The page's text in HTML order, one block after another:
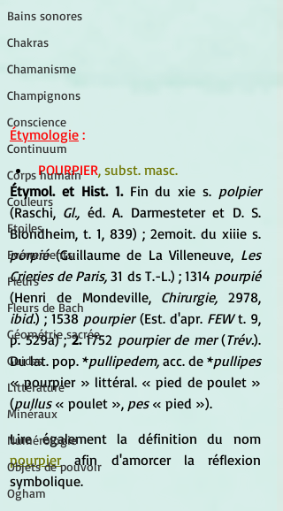
Bains sonores
Chakras
Chamanisme
Champignons
Conscience
Continuum
Corps humain
Couleurs
Etoiles
Evénements
Fleurs
Fleurs de Bach
Géométrie sacrée
Guides
Littérature
Minéraux
Numérologie
Objets de pouvoir
Ogham
Étymologie :
POURPIER, subst. masc.
Étymol. et Hist. 1. Fin du xie s. polpier
(Raschi, Gl., éd. A. Darmesteter et D. S.
porpié (Guillaume de La Villeneuve, Les
Crieries de Paris, 31 ds T.-L.) ; 1314 pourpié
(Henri de Mondeville, Chirurgie,
ibid.) ; 1538 pourpier (Est. d'apr. FEW t. 9,
p. 529a) ; 2. 1752 pourpier de mer (Trév.).
Du lat. pop. *pullipedem, acc. de *pullipes
« pourpier » littéral. « pied de poulet »
(pullus « poulet », pes « pied »).
pourpier afin d'amorcer la réflexion
symbolique.